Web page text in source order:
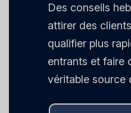
Des conseils
attirer des
qualifier plus
entrants et faire
véritable source